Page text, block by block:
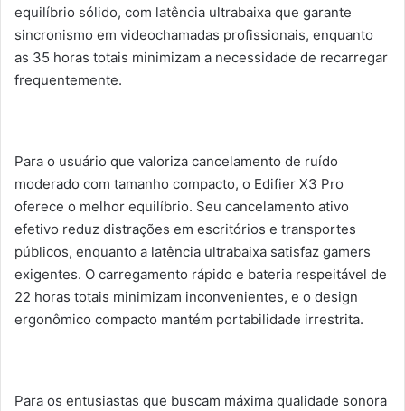
equilíbrio sólido, com latência ultrabaixa que garante
sincronismo em videochamadas profissionais, enquanto
as 35 horas totais minimizam a necessidade de recarregar
frequentemente.
Para o usuário que valoriza cancelamento de ruído
moderado com tamanho compacto, o Edifier X3 Pro
oferece o melhor equilíbrio. Seu cancelamento ativo
efetivo reduz distrações em escritórios e transportes
públicos, enquanto a latência ultrabaixa satisfaz gamers
exigentes. O carregamento rápido e bateria respeitável de
22 horas totais minimizam inconvenientes, e o design
ergonômico compacto mantém portabilidade irrestrita.
Para os entusiastas que buscam máxima qualidade sonora